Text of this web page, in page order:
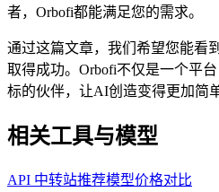
者，Orbofi都能满足您的需求。
通过这篇文章，我们希望您能看
取得成功。Orbofi不仅是一个平
标的伙伴，让AI创造变得更加简
相关工具与模型
API 中转站推荐模型价格对比